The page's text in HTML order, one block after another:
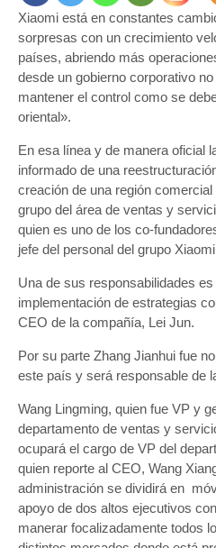
Xiaomi está en constantes
sorpresas con un crecimiento
países, abriendo más
desde un gobierno corporativo
mantener el control como se
oriental».
En esa línea y de manera oficial
informado de una
creación de una región
grupo del área de ventas y
quien es uno de los co-
jefe del personal del grupo
Una de sus responsabilidades
implementación de estrategias
CEO de la compañía, Lei Jun.
Por su parte Zhang Jianhui fue
este país y será responsable de
Wang Lingming, quien fue VP y
departamento de ventas y
ocupará el cargo de VP del
quien reporte al CEO, Wang
administración se dividirá en
apoyo de dos altos ejecutivos
manerar focalizadamente todos